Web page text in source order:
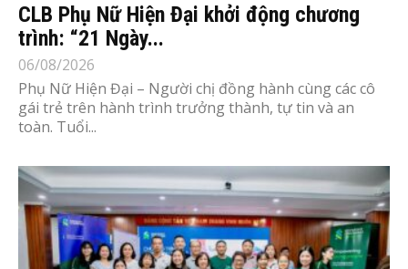
CLB Phụ Nữ Hiện Đại khởi động chương
trình: “21 Ngày...
06/08/2026
Phụ Nữ Hiện Đại – Người chị đồng hành cùng các cô
gái trẻ trên hành trình trưởng thành, tự tin và an
toàn. Tuổi...